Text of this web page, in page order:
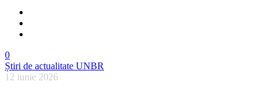
0
Știri de actualitate UNBR
12 iunie 2026